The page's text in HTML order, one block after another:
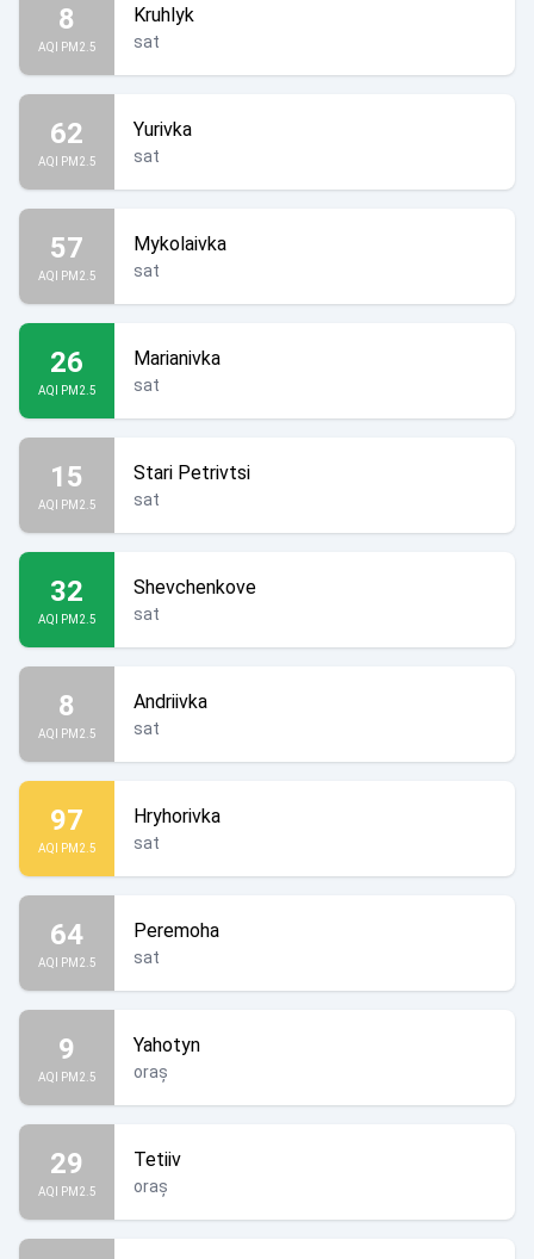
8
AQI PM2.5
Kruhlyk
sat
62
AQI PM2.5
Yurivka
sat
57
AQI PM2.5
Mykolaivka
sat
26
AQI PM2.5
Marianivka
sat
15
AQI PM2.5
Stari Petrivtsi
sat
32
AQI PM2.5
Shevchenkove
sat
8
AQI PM2.5
Andriivka
sat
97
AQI PM2.5
Hryhorivka
sat
64
AQI PM2.5
Peremoha
sat
9
AQI PM2.5
Yahotyn
oraș
29
AQI PM2.5
Tetiiv
oraș